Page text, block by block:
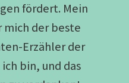
fördert. Mein
mich der beste
Erzähler der
bin, und das